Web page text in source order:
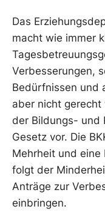
Das
macht wie immer
Verbesserungen,
Bedürfnissen und
aber nicht
der Bildungs- und
Gesetz vor. Die
Mehrheit und eine
folgt der
Anträge zur
einbringen.